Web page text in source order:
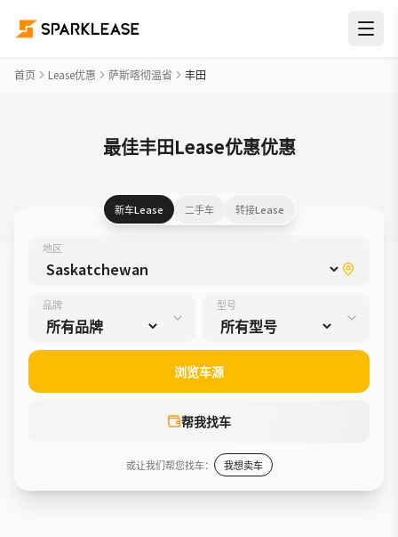
首页 Lease优惠 萨斯喀彻温省 丰田
最佳丰田Lease优惠优惠
新车Lease 二手车 转接Lease
地区
品牌 型号
帮我找车
浏览车源
或让我们帮您找车： 我想卖车